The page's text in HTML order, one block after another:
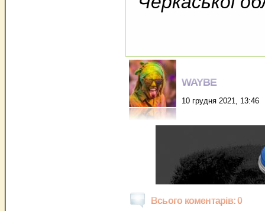
WAYBE
10 грудня 2021, 13:46
Всього коментарів: 0